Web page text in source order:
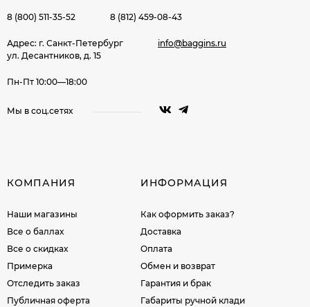
8 (800) 511-35-52 8 (812) 459-08-43
Адрес: г. Санкт-Петербург
ул. Десантников, д. 15
info@baggins.ru
Пн-Пт 10:00—18:00
Мы в соц.сетях
КОМПАНИЯ
Наши магазины
Все о баллах
Все о скидках
Примерка
Отследить заказ
Публичная оферта
ИНФОРМАЦИЯ
Как оформить заказ?
Доставка
Оплата
Обмен и возврат
Гарантия и брак
Габариты ручной клади